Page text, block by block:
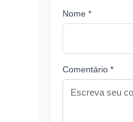
Nome *
Comentário *